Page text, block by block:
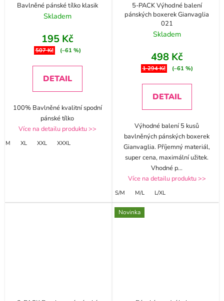
Bavlněné pánské tílko klasik
Skladem
195 Kč
507 Kč (–61 %)
DETAIL
100% Bavlněné kvalitní spodní
pánské tílko
Více na detailu produktu >>
M XL XXL XXXL
5-PACK Výhodné balení
pánských boxerek Gianvaglia
021
Skladem
498 Kč
1 294 Kč (–61 %)
DETAIL
Výhodné balení 5 kusů
bavlněných pánských boxerek
Gianvaglia. Příjemný materiál,
super cena, maximální užitek.
Vhodné p...
Více na detailu produktu >>
S/M M/L L/XL
Novinka